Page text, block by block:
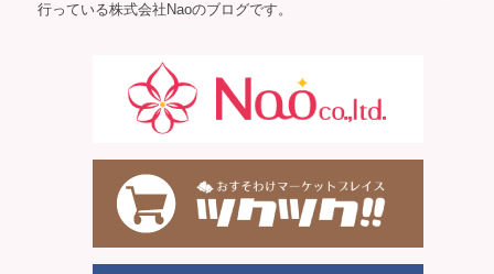
行っている株式会社Naoのブログです。